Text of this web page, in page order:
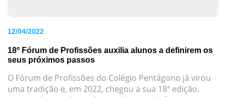
12/04/2022
18º Fórum de Profissões auxilia alunos a definirem os
seus próximos passos
O Fórum de Profissões do Colégio Pentágono já virou
uma tradição e, em 2022, chegou a sua 18ª edição.